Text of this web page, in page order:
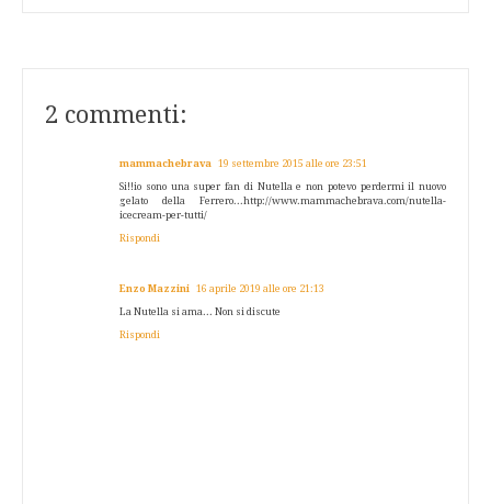
2 commenti:
mammachebrava 19 settembre 2015 alle ore 23:51
Si!!io sono una super fan di Nutella e non potevo perdermi il nuovo
gelato della Ferrero...http://www.mammachebrava.com/nutella-
icecream-per-tutti/
Rispondi
Enzo Mazzini 16 aprile 2019 alle ore 21:13
La Nutella si ama... Non si discute
Rispondi